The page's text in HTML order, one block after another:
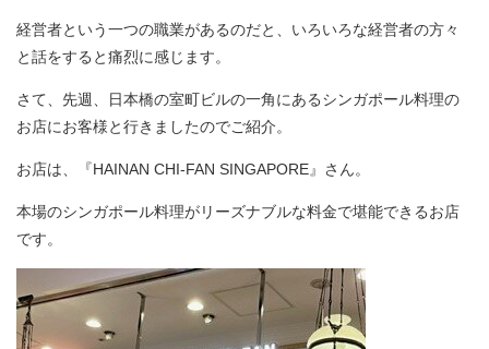
経営者という一つの職業があるのだと、いろいろな経営者の方々
と話をすると痛烈に感じます。
さて、先週、日本橋の室町ビルの一角にあるシンガポール料理の
お店にお客様と行きましたのでご紹介。
お店は、『HAINAN CHI-FAN SINGAPORE』さん。
本場のシンガポール料理がリーズナブルな料金で堪能できるお店
です。